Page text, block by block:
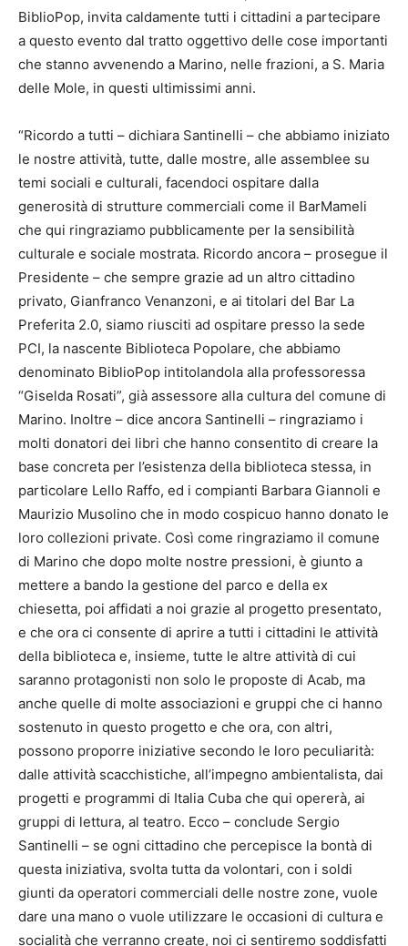
BiblioPop, invita caldamente tutti i cittadini a partecipare
a questo evento dal tratto oggettivo delle cose importanti
che stanno avvenendo a Marino, nelle frazioni, a S. Maria
delle Mole, in questi ultimissimi anni.
“Ricordo a tutti – dichiara Santinelli – che abbiamo iniziato
le nostre attività, tutte, dalle mostre, alle assemblee su
temi sociali e culturali, facendoci ospitare dalla
generosità di strutture commerciali come il BarMameli
che qui ringraziamo pubblicamente per la sensibilità
culturale e sociale mostrata. Ricordo ancora – prosegue il
Presidente – che sempre grazie ad un altro cittadino
privato, Gianfranco Venanzoni, e ai titolari del Bar La
Preferita 2.0, siamo riusciti ad ospitare presso la sede
PCI, la nascente Biblioteca Popolare, che abbiamo
denominato BiblioPop intitolandola alla professoressa
“Giselda Rosati”, già assessore alla cultura del comune di
Marino. Inoltre – dice ancora Santinelli – ringraziamo i
molti donatori dei libri che hanno consentito di creare la
base concreta per l’esistenza della biblioteca stessa, in
particolare Lello Raffo, ed i compianti Barbara Giannoli e
Maurizio Musolino che in modo cospicuo hanno donato le
loro collezioni private. Così come ringraziamo il comune
di Marino che dopo molte nostre pressioni, è giunto a
mettere a bando la gestione del parco e della ex
chiesetta, poi affidati a noi grazie al progetto presentato,
e che ora ci consente di aprire a tutti i cittadini le attività
della biblioteca e, insieme, tutte le altre attività di cui
saranno protagonisti non solo le proposte di Acab, ma
anche quelle di molte associazioni e gruppi che ci hanno
sostenuto in questo progetto e che ora, con altri,
possono proporre iniziative secondo le loro peculiarità:
dalle attività scacchistiche, all’impegno ambientalista, dai
progetti e programmi di Italia Cuba che qui opererà, ai
gruppi di lettura, al teatro. Ecco – conclude Sergio
Santinelli – se ogni cittadino che percepisce la bontà di
questa iniziativa, svolta tutta da volontari, con i soldi
giunti da operatori commerciali delle nostre zone, vuole
dare una mano o vuole utilizzare le occasioni di cultura e
socialità che verranno create, noi ci sentiremo soddisfatti